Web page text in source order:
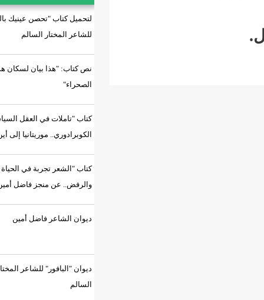
لتحميل كتاب "تحصن عينيك بالسراب"
نص كتاب: "هذا بيان لسكان هذه
كتاب "تاملات في العقل السياسي
الكوبرادوري.. موريتانيا إلى أين؟"
كتاب "الشعر تجربة في الحياة
والرفض.. عن منجز فاضل أمين"
ديوان "البافور" للشاعر المختار